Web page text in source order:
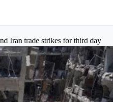
Iran trade strikes for third day